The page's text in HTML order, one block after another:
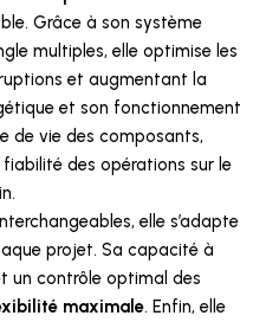
Grâce à son système
multiples, elle optimise les
et augmentant la
et son fonctionnement
de vie des composants,
des opérations sur le
elle s’adapte
projet. Sa capacité à
un contrôle optimal des
maximale. Enfin, elle